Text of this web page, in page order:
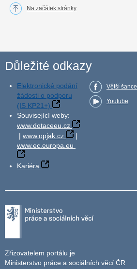
Na začátek stránky
Důležité odkazy
Elektronické podání
žádosti o podporu
(IS KP21+)
Související weby:
www.dotaceeu.cz
| www.opjak.cz
|
www.ec.europa.eu
Kariéra
Větší šance
Youtube
Zřizovatelem portálu je
Ministerstvo práce a sociálních věcí ČR